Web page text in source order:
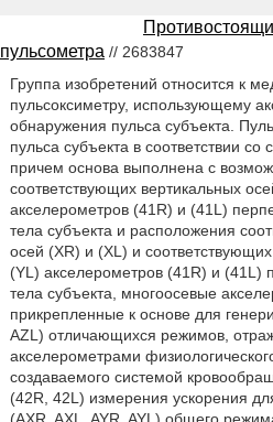
пульсометра // 2683847
Группа изобретений относится к
пульсоксиметру, использующему
обнаружения пульса субъекта.
пульса субъекта в соответствии
причем основа выполнена с
соответствующих вертикальных
акселерометров (41R) и (41L)
тела субъекта и расположения
осей (XR) и (XL) и
(YL) акселерометров (41R) и (41L)
тела субъекта, многоосевые
прикрепленные к основе для
AZL) отличающихся режимов,
акселерометрами
создаваемого системой
(42R, 42L) измерения ускорения